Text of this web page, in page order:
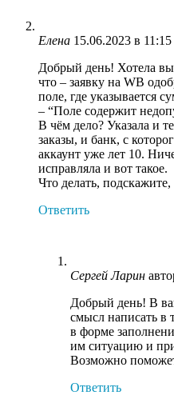
Елена 15.06.2023 в 11:15
Добрый день! Хотела
что – заявку на WB
поле, где указывается
– “Поле содержит
В чём дело? Указала и
заказы, и банк, с
аккаунт уже лет 10.
исправляла и вот такое.
Что делать,
Ответить
Сергей Ларин
Добрый день! В
смысл написать в
в форме
им ситуацию и
Возможно
Ответить